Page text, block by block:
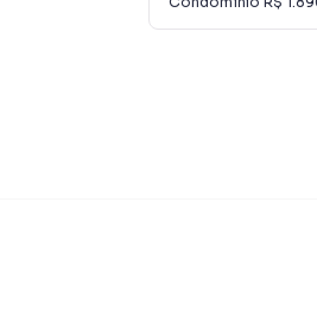
atender